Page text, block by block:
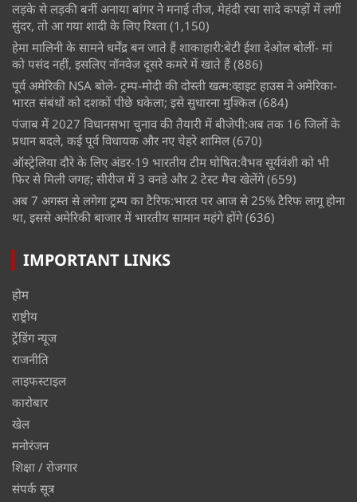
लड़के से लड़की बनीं अनाया बांगर ने मनाई तीज, मेहंदी रचा सादे कपड़ों में लगीं
सुंदर, तो आ गया शादी के लिए रिश्ता (1,150)
हेमा मालिनी के सामने धर्मेंद्र बन जाते हैं शाकाहारी:बेटी ईशा देओल बोलीं- मां
को पसंद नहीं, इसलिए नॉनवेज दूसरे कमरे में खाते हैं (886)
पूर्व अमेरिकी NSA बोले- ट्रम्प-मोदी की दोस्ती खत्म:व्हाइट हाउस ने अमेरिका-
भारत संबंधों को दशकों पीछे धकेला; इसे सुधारना मुश्किल (684)
पंजाब में 2027 विधानसभा चुनाव की तैयारी में बीजेपी:अब तक 16 जिलों के
प्रधान बदले, कई पूर्व विधायक और नए चेहरे शामिल (670)
ऑस्ट्रेलिया दौरे के लिए अंडर-19 भारतीय टीम घोषित:वैभव सूर्यवंशी को भी
फिर से मिली जगह; सीरीज में 3 वनडे और 2 टेस्ट मैच खेलेंगे (659)
अब 7 अगस्त से लगेगा ट्रम्प का टैरिफ:भारत पर आज से 25% टैरिफ लागू होना
था, इससे अमेरिकी बाजार में भारतीय सामान महंगे होंगे (636)
IMPORTANT LINKS
होम
राष्ट्रीय
ट्रेंडिंग न्यूज
राजनीति
लाइफस्टाइल
कारोबार
खेल
मनोरंजन
शिक्षा / रोजगार
संपर्क सूत्र